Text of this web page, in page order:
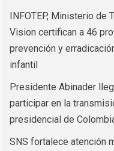
INFOTEP, Ministerio de
Vision certifican a 46
prevención y
infantil
Presidente Abinader
participar en la
presidencial de
SNS fortalece atención